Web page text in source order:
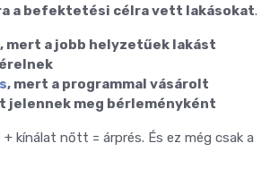
a befektetési célra vett lakásokat.
mert a jobb helyzetűek lakást
, mert a programmal vásárolt
jelennek meg bérleményként
kínálat nőtt = árprés. És ez még csak a